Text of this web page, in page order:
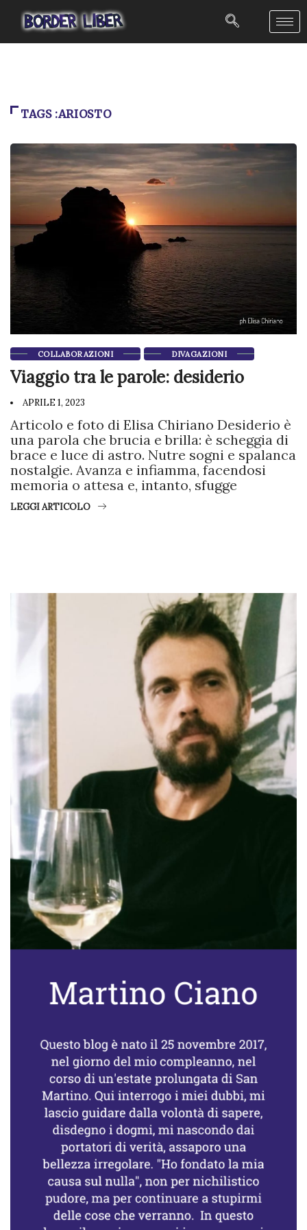
TAGS :ARIOSTO
COLLABORAZIONI DIVAGAZIONI
Viaggio tra le parole: desiderio
APRILE 1, 2023
Articolo e foto di Elisa Chiriano Desiderio è
una parola che brucia e brilla: è scheggia di
brace e luce di astro. Nutre sogni e spalanca
nostalgie. Avanza e infiamma, facendosi
memoria o attesa e, intanto, sfugge
LEGGI ARTICOLO